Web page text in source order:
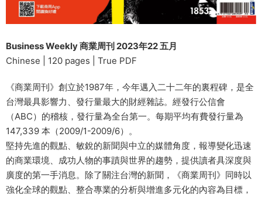
Business Weekly 商業周刊 2023年22 五月
Chinese | 120 pages | True PDF
《商業周刊》創立於1987年，今年邁入二十二年的裏程碑，是全
台灣最具影響力、發行量最大的財經雜誌。經發行公信會
（ABC）的稽核，發行量為全台第一。每期平均有費發行量為
147,339 本（2009/1-2009/6）。
堅持先進的觀點、敏銳的新聞與中立的媒體角度，報導變化迅速
的商業環境、成功人物的事蹟與世界的趨勢，提供讀者具深度與
廣度的第一手消息。除了關注台灣的新聞，《商業周刊》同時以
強化全球的觀點、整合專業的分析與增進多元化的內容為目標，